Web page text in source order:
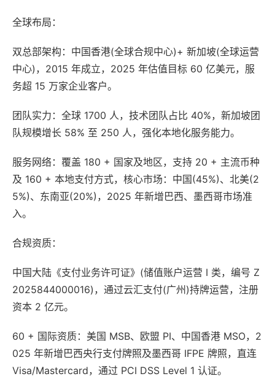
全球布局：
双总部架构：中国香港(全球合规中心)+ 新加坡(全球运营
中心)，2015 年成立，2025 年估值目标 60 亿美元，服
务超 15 万家企业客户。
团队实力：全球 1700 人，技术团队占比 40%，新加坡团
队规模增长 58% 至 250 人，强化本地化服务能力。
服务网络：覆盖 180 + 国家及地区，支持 20 + 主流币种
及 160 + 本地支付方式，核心市场：中国(45%)、北美(2
5%)、东南亚(20%)，2025 年新增巴西、墨西哥市场准
入。
合规资质：
中国大陆《支付业务许可证》(储值账户运营 Ⅰ 类，编号 Z
2025844000016)，通过云汇支付(广州)持牌运营，注册
资本 2 亿元。
60 + 国际资质：美国 MSB、欧盟 PI、中国香港 MSO，2
025 年新增巴西央行支付牌照及墨西哥 IFPE 牌照，直连
Visa/Mastercard，通过 PCI DSS Level 1 认证。